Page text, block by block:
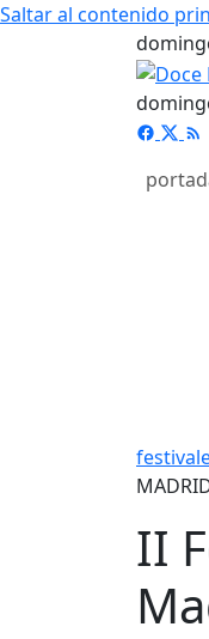
Saltar al contenido
II